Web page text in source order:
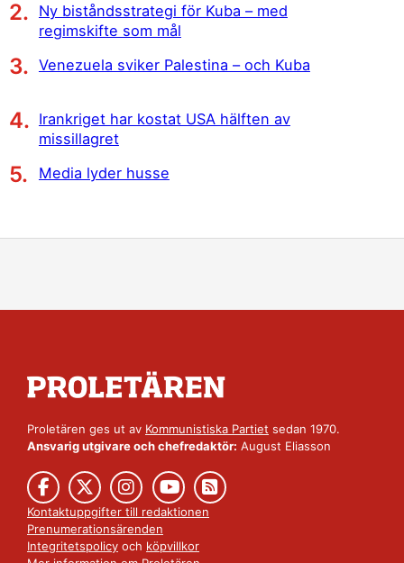
Ny biståndsstrategi för Kuba – med
regimskifte som mål
Venezuela sviker Palestina – och Kuba
Irankriget har kostat USA hälften av
missillagret
Media lyder husse
Proletären ges ut av Kommunistiska Partiet sedan 1970.
Ansvarig utgivare och chefredaktör: August Eliasson
Kontaktuppgifter till redaktionen
Prenumerationsärenden
Integritetspolicy och köpvillkor